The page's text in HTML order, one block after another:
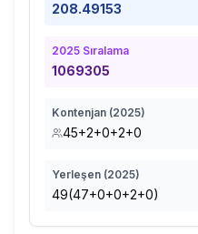
208.49153
2025 Sıralama
1069305
Kontenjan (2025)
45+2+0+2+0
Yerleşen (2025)
49(47+0+0+2+0)